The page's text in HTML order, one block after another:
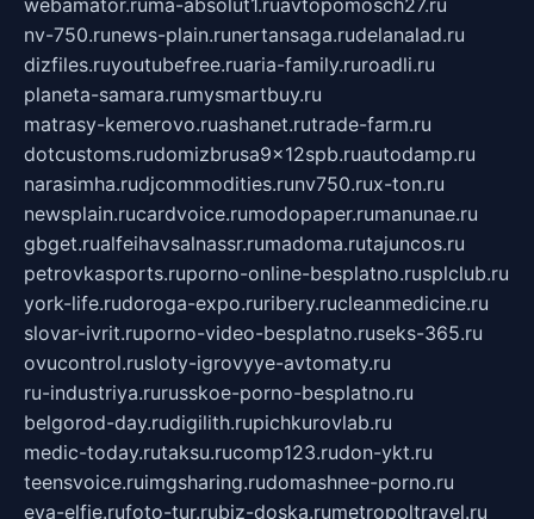
webamator.ruma-absolut1.ruavtopomosch27.ru
nv-750.runews-plain.runertansaga.rudelanalad.ru
dizfiles.ruyoutubefree.ruaria-family.ruroadli.ru
planeta-samara.rumysmartbuy.ru
matrasy-kemerovo.ruashanet.rutrade-farm.ru
dotcustoms.rudomizbrusa9x12spb.ruautodamp.ru
narasimha.rudjcommodities.runv750.rux-ton.ru
newsplain.rucardvoice.rumodopaper.rumanunae.ru
gbget.rualfeihavsalnassr.rumadoma.rutajuncos.ru
petrovkasports.ruporno-online-besplatno.rusplclub.ru
york-life.rudoroga-expo.ruribery.rucleanmedicine.ru
slovar-ivrit.ruporno-video-besplatno.ruseks-365.ru
ovucontrol.rusloty-igrovyye-avtomaty.ru
ru-industriya.rurusskoe-porno-besplatno.ru
belgorod-day.rudigilith.rupichkurovlab.ru
medic-today.rutaksu.rucomp123.rudon-ykt.ru
teensvoice.ruimgsharing.rudomashnee-porno.ru
eva-elfie.rufoto-tur.rubiz-doska.rumetropoltravel.ru